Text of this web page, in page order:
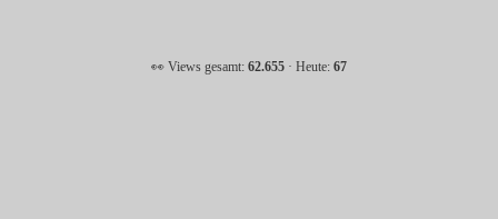
👀 Views gesamt: 62.655 · Heute: 67